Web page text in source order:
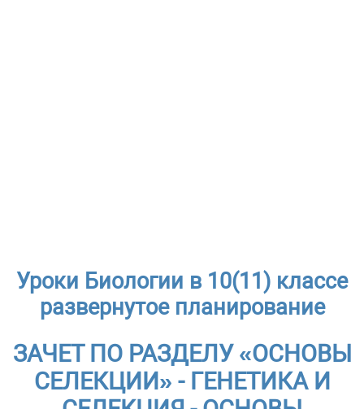
Уроки Биологии в 10(11) классе
развернутое планирование
ЗАЧЕТ ПО РАЗДЕЛУ «ОСНОВЫ
СЕЛЕКЦИИ» - ГЕНЕТИКА И